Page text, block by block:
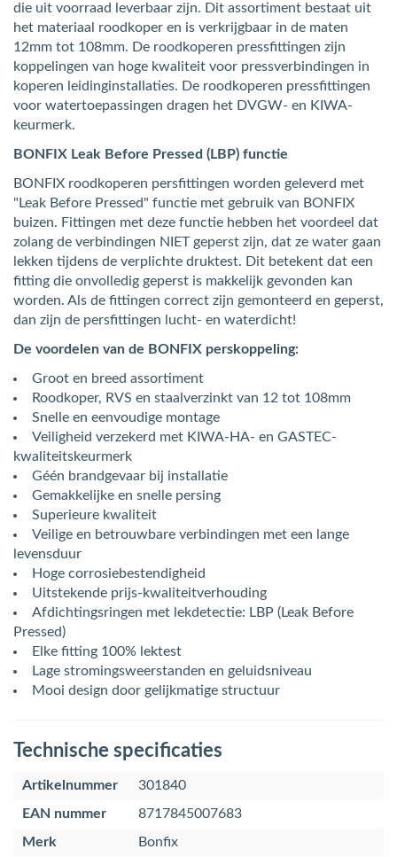
die uit voorraad leverbaar zijn. Dit assortiment bestaat uit
het materiaal roodkoper en is verkrijgbaar in de maten
12mm tot 108mm. De roodkoperen pressfittingen zijn
koppelingen van hoge kwaliteit voor pressverbindingen in
koperen leidinginstallaties. De roodkoperen pressfittingen
voor watertoepassingen dragen het DVGW- en KIWA-
keurmerk.
BONFIX Leak Before Pressed (LBP) functie
BONFIX roodkoperen persfittingen worden geleverd met
"Leak Before Pressed" functie met gebruik van BONFIX
buizen. Fittingen met deze functie hebben het voordeel dat
zolang de verbindingen NIET geperst zijn, dat ze water gaan
lekken tijdens de verplichte druktest. Dit betekent dat een
fitting die onvolledig geperst is makkelijk gevonden kan
worden. Als de fittingen correct zijn gemonteerd en geperst,
dan zijn de persfittingen lucht- en waterdicht!
De voordelen van de BONFIX perskoppeling:
Groot en breed assortiment
Roodkoper, RVS en staalverzinkt van 12 tot 108mm
Snelle en eenvoudige montage
Veiligheid verzekerd met KIWA-HA- en GASTEC-
kwaliteitskeurmerk
Géén brandgevaar bij installatie
Gemakkelijke en snelle persing
Superieure kwaliteit
Veilige en betrouwbare verbindingen met een lange
levensduur
Hoge corrosiebestendigheid
Uitstekende prijs-kwaliteitverhouding
Afdichtingsringen met lekdetectie: LBP (Leak Before
Pressed)
Elke fitting 100% lektest
Lage stromingsweerstanden en geluidsniveau
Mooi design door gelijkmatige structuur
Technische specificaties
Artikelnummer
301840
EAN nummer
8717845007683
Merk
Bonfix